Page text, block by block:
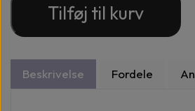
Tilføj til kurv
Beskrivelse Fordele